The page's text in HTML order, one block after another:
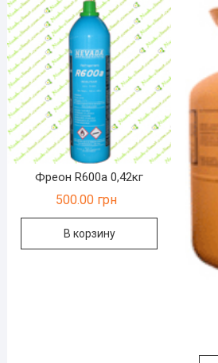
Фреон R600a 0,42кг
500.00 грн
В корзину